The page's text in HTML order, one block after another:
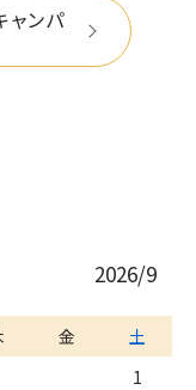
ャンパ
2026/9
金
土
1